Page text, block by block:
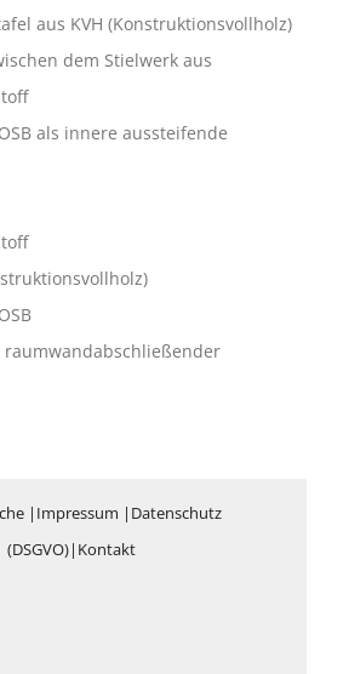
aus KVH (Konstruktionsvollholz)
dem Stielwerk aus
als innere aussteifende
| Impressum | Datenschutz
(DSGVO)| Kontakt